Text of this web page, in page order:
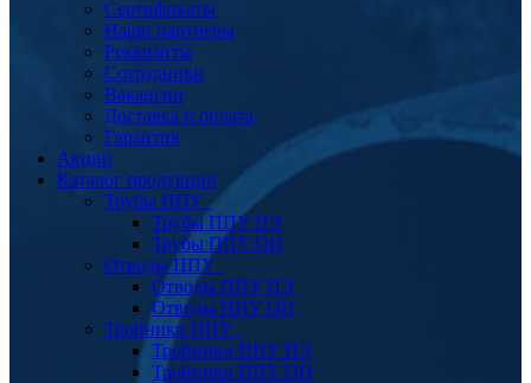
Сертификаты
Наши партнеры
Реквизиты
Сотрудники
Вакансии
Доставка и оплата
Гарантия
Акции
Каталог продукции
Трубы ППУ
Трубы ППУ ПЭ
Трубы ППУ ОЦ
Отводы ППУ
Отводы ППУ ПЭ
Отводы ППУ ОЦ
Тройники ППУ
Тройники ППУ ПЭ
Тройники ППУ ОЦ